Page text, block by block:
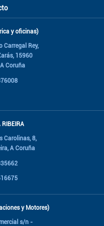
y oficinas)
Carregal Rey,
15960
Coruña
RIBEIRA
Carolinas, 8,
A Coruña
y Motores)
s/n -